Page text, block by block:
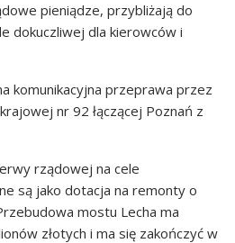
pieniądze, przybliżają do
dokuczliwej dla kierowców i
komunikacyjna przeprawa przez
nr 92 łączącej Poznań z
rządowej na cele
są jako dotacja na remonty o
mostu Lecha ma
złotych i ma się zakończyć w